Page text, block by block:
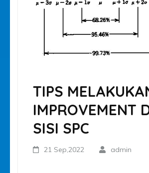
TIPS
IMPROVEMENT
SISI SPC
21 Sep,2022 admin